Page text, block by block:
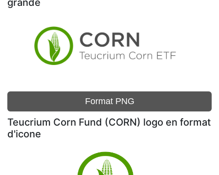
grande
Format PNG
Teucrium Corn Fund (CORN) logo en format
d'icone